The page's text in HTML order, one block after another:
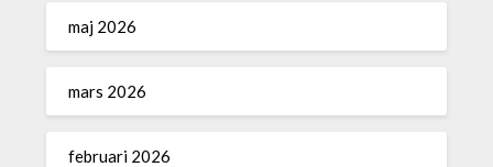
maj 2026
mars 2026
februari 2026